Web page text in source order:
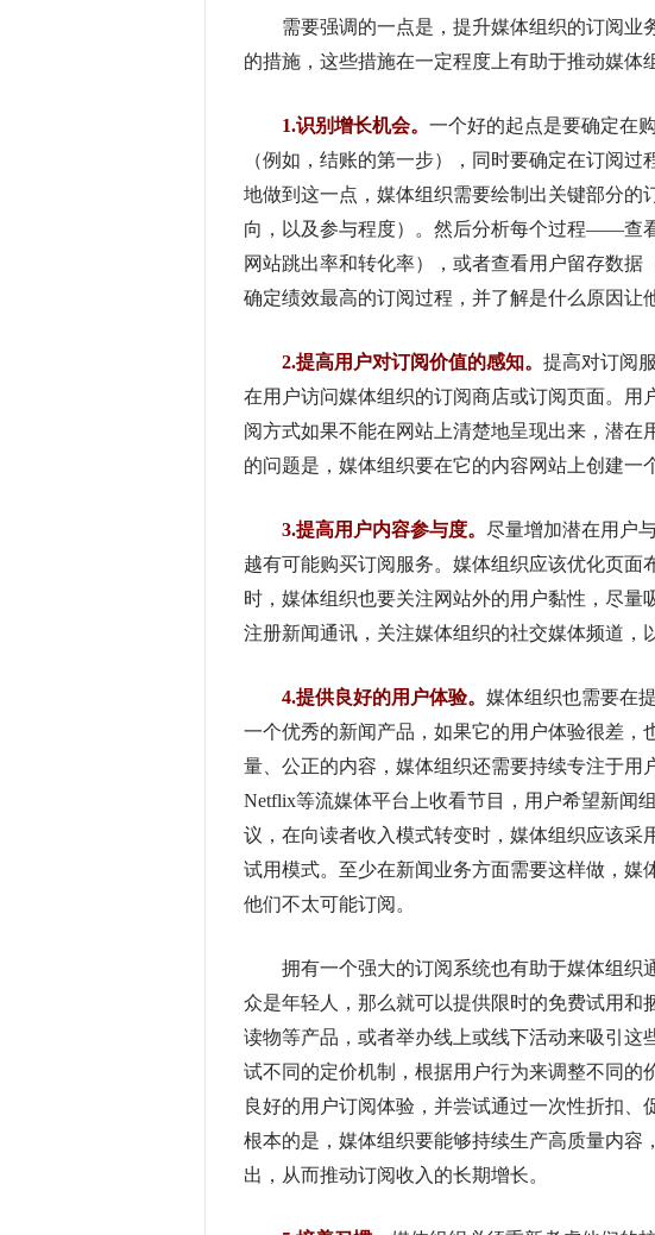
需要强调的一点是，提升媒体组织的订阅业
的措施，这些措施在一定程度上有助于推动媒体
1.识别增长机会。 一个好的起点是要确定在
（例如，结账的第一步），同时要确定在订阅
地做到这一点，媒体组织需要绘制出关键部分的
向，以及参与程度）。然后分析每个过程——查
网站跳出率和转化率），或者查看用户留存数据
确定绩效最高的订阅过程，并了解是什么原因让
2.提高用户对订阅价值的感知。 提高对订阅
在用户访问媒体组织的订阅商店或订阅页面。用
阅方式如果不能在网站上清楚地呈现出来，潜
的问题是，媒体组织要在它的内容网站上创建一
3.提高用户内容参与度。 尽量增加潜在用户
越有可能购买订阅服务。媒体组织应该优化页面
时，媒体组织也要关注网站外的用户黏性，尽量
注册新闻通讯，关注媒体组织的社交媒体频道，
4.提供良好的用户体验。 媒体组织也需要在
一个优秀的新闻产品，如果它的用户体验很差，
量、公正的内容，媒体组织还需要持续专注于用
Netflix等流媒体平台上收看节目，用户希望新闻
议，在向读者收入模式转变时，媒体组织应该采
试用模式。至少在新闻业务方面需要这样做，媒
他们不太可能订阅。
拥有一个强大的订阅系统也有助于媒体组织
众是年轻人，那么就可以提供限时的免费试用和
读物等产品，或者举办线上或线下活动来吸引这
试不同的定价机制，根据用户行为来调整不同的
良好的用户订阅体验，并尝试通过一次性折扣
根本的是，媒体组织要能够持续生产高质量内容
出，从而推动订阅收入的长期增长。